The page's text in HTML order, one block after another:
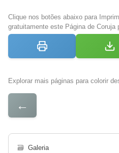
Clique nos botões abaixo para
gratuitamente este Página de Coruja
Explorar mais páginas para colorir
←
🗃 Galeria